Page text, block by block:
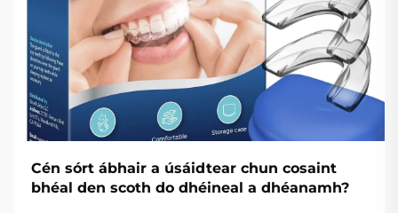
Cén sórt ábhair a úsáidtear chun cosaint
bhéal den scoth do dhéineal a dhéanamh?